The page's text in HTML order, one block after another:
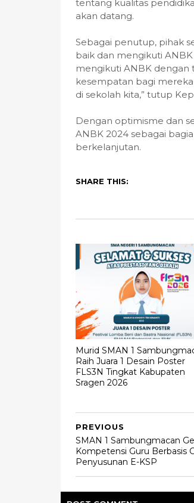
tentang kualitas
akan datang.
Sebagai penutup, pihak
baik dan mengikuti
mengikuti ANBK
kesempatan bagi
di sekolah kita,” tutup
Dengan optimisme dan
ANBK 2024 sebagai
berkelanjutan.
SHARE THIS:
Murid SMAN 1
Raih Juara 1 Desain Poster
FLS3N Tingkat Kabupaten
Sragen 2026
PREVIOUS
SMAN 1 Sambungmacan
Kompetensi Guru Berbasis
Penyusunan E-KSP